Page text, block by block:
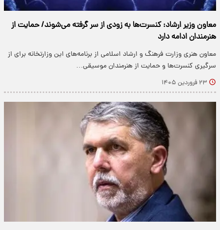
معاون وزیر ارشاد: کنسرت‌ها به زودی از سر گرفته می‌شوند/ حمایت از
هنرمندان ادامه دارد
معاون هنری وزارت فرهنگ و ارشاد اسلامی از برنامه‌های این وزارتخانه برای از
سرگیری کنسرت‌ها و حمایت از هنرمندان موسیقی…
۲۳ فروردین ۱۴۰۵